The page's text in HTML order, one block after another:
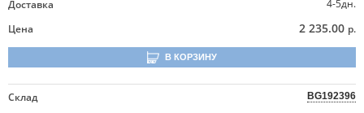
Доставка
4-5дн.
Цена
2 235.00 р.
В КОРЗИНУ
Склад BG192396